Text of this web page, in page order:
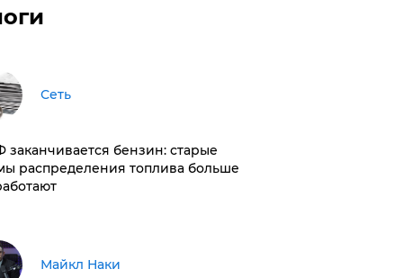
Сеть
заканчивается бензин: старые
распределения топлива больше
Майкл Наки